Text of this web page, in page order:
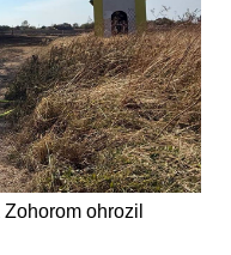
ohrozil